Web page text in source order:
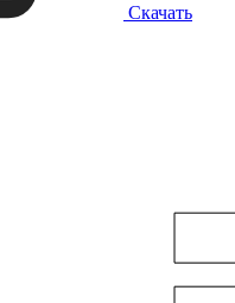
Скачать